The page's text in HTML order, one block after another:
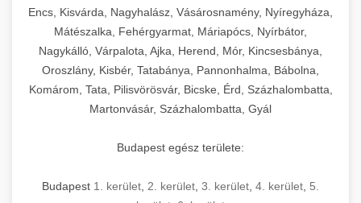
Encs, Kisvárda, Nagyhalász, Vásárosnamény, Nyíregyháza,
Mátészalka, Fehérgyarmat, Máriapócs, Nyírbátor,
Nagykálló, Várpalota, Ajka, Herend, Mór, Kincsesbánya,
Oroszlány, Kisbér, Tatabánya, Pannonhalma, Bábolna,
Komárom, Tata, Pilisvörösvár, Bicske, Érd, Százhalombatta,
Martonvásár, Százhalombatta, Gyál
Budapest egész területe:
Budapest 1. kerület 2. kerület 3. kerület 4. kerület 5.